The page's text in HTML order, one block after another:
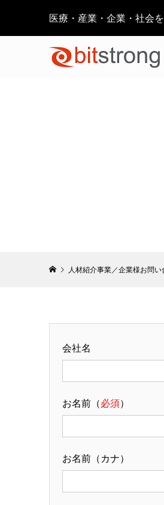
医療・産業・企業・社会
人材紹介事業／企業様お問い
会社名
お名前（必須）
お名前（カナ）